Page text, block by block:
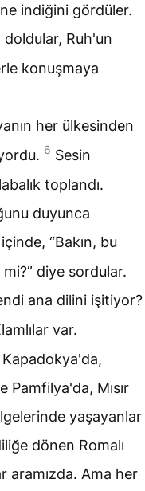
indiğini gördüler.
doldular, Ruh'un
konuşmaya
her ülkesinden
6 Sesin
toplandı.
duyunca
“Bakın, bu
diye sordular.
ana dilini işitiyor?
var.
Pamfilya'da, Mısır
yaşayanlar
dönen Romalı
aramızda. Ama her